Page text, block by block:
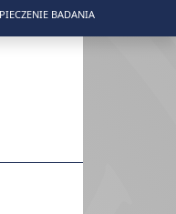
BADANIA